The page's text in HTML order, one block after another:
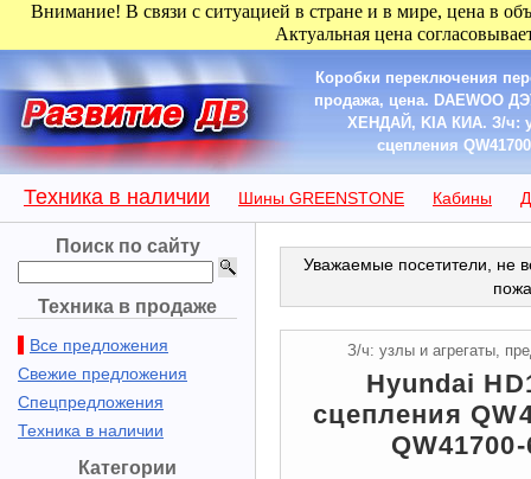
Внимание! В связи с ситуацией в стране и в мире, цена в
Актуальная цена
Коробки переключения
продажа, цена. DAEWOO
ХЕНДАЙ, KIA КИА. З/ч:
сцепления
Техника в наличии Шины GREENSTONE Кабины
Поиск по сайту
Техника в продаже
Все предложения
Свежие предложения
Спецпредложения
Техника в наличии
Категории
Уважаемые посетители, не
З/ч: узлы и агрегаты,
Hyundai
сцепления